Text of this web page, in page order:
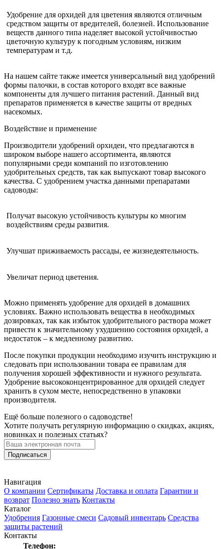
Удобрение для орхидей для цветения являются отличным
средством защиты от вредителей, болезней. Использование
веществ данного типа наделяет высокой устойчивостью
цветочную культуру к погодным условиям, низким
температурам и т.д.
На нашем сайте также имеется универсальный вид удобрений
формы палочки, в состав которого входят все важные
компоненты для лучшего питания растений. Данный вид
препаратов применяется в качестве защиты от вредных
насекомых.
Воздействие и применение
Производители удобрений орхидеи, что предлагаются в
широком выборе нашего ассортимента, являются
популярными среди компаний по изготовлению
удобрительных средств, так как выпускают товар высокого
качества. С удобрением участка данными препаратами
садоводы:
Получат высокую устойчивость культуры ко многим
воздействиям среды развития.
Улучшат приживаемость рассады, ее жизнедеятельность.
Увеличат период цветения.
Можно применять удобрение для орхидей в домашних
условиях. Важно использовать вещества в необходимых
дозировках, так как избыток удобрительного раствора может
привести к значительному ухудшению состояния орхидей, а
недостаток – к медленному развитию.
После покупки продукции необходимо изучить инструкцию и
следовать при использовании товара ее правилам для
получения хорошей эффективности и нужного результата.
Удобрение высококонцентрированное для орхидей следует
хранить в сухом месте, непосредственно в упаковки
производителя.
Ещё больше полезного о садоводстве!
Хотите получать регулярную информацию о скидках, акциях,
новинках и полезных статьях?
Подписаться
Навигация
О компании Сертификаты Доставка и оплата Гарантии и
возврат Полезно знать Контакты
Каталог
Удобрения Газонные смеси Садовый инвентарь Средства
защиты растений
Контакты
Телефон: